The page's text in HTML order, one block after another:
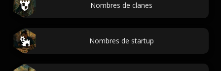
Nombres de clanes
Nombres de startup